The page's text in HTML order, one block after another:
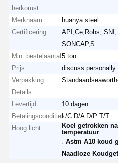
herkomst
Merknaam
huanya steel
Certificering
API,Ce,Rohs,
SONCAP,S
Min. bestelaantal 5 ton
Prijs
discuss personally
Verpakking
Details
Levertijd
10 dagen
BetalingsconditiesL/C D/A D/P T/T
Hoog licht:
Koel getrokken
temperatuur
Astm A10 koud
Naadloze